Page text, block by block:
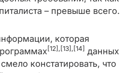
– превыше всего.
которая
[12],[13],[14] данных
констатировать, что